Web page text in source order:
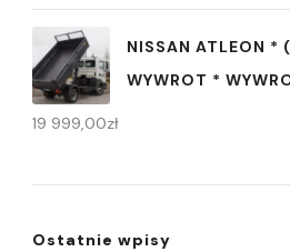
NISSAN ATLEON *
WYWROT *
19 999,00zł
Ostatnie wpisy